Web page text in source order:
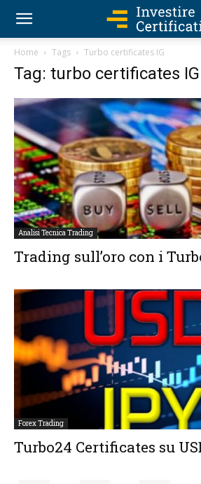
Home Tags Turbo certificates IG
Tag: turbo certificates IG
Analisi Tecnica Trading
Trading sull’oro con i
Forex Trading
Turbo24 Certificates su